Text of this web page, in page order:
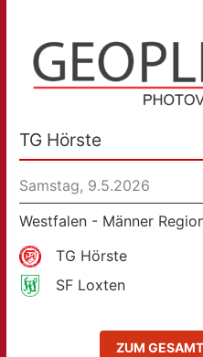
TG Hörste
Samstag, 9.5.2026
Westfalen - Männer
TG Hörste
SF Loxten
ZUM